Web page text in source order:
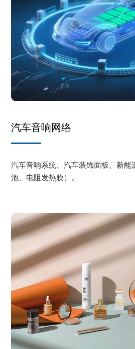
汽车音响网络
汽车音响系统、汽车装饰面板、新能
池、电阻发热膜）。